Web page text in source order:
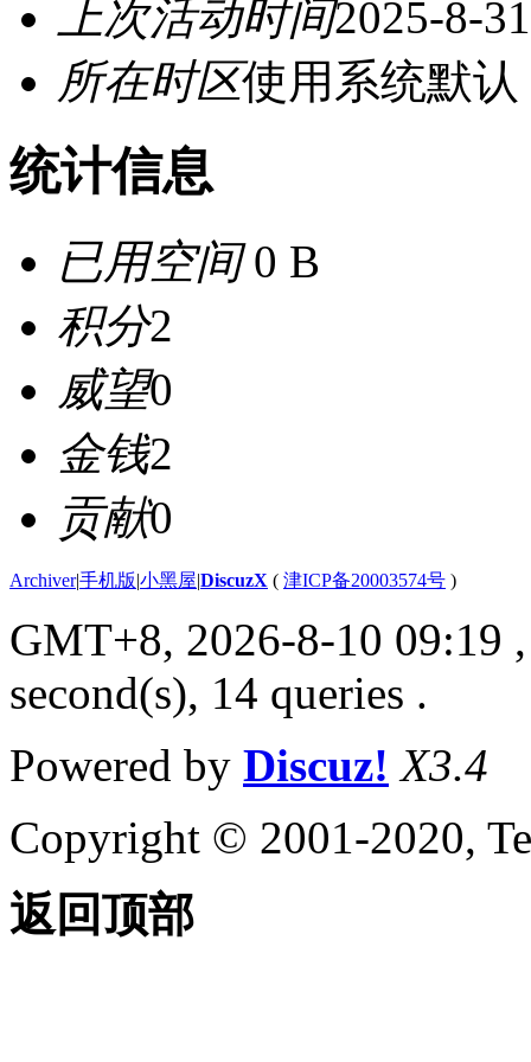
上次活动时间2025-8-
所在时区使用系统默认
统计信息
已用空间0 B
积分2
威望0
金钱2
贡献0
Archiver|手机版|小黑屋|DiscuzX ( 津ICP备20003574号 )
GMT+8, 2026-8-10 09:19
second(s), 14 queries .
Powered by Discuz! X3.4
Copyright © 2001-2020,
返回顶部